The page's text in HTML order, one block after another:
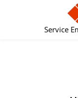
Service